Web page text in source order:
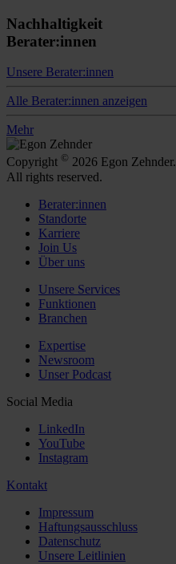
Nachhaltigkeit
Berater:innen
Unsere Berater:innen
Alle Berater:innen anzeigen
Mehr
Copyright © 2026 Egon Zehnder.
All rights reserved.
Berater:innen
Standorte
Karriere
Join Us
Über uns
Unsere Services
Funktionen
Branchen
Expertise
Newsroom
Unser Podcast
Social Media
LinkedIn
YouTube
Instagram
Kontakt
Impressum
Haftungsausschluss
Datenschutz
Unsere Leitlinien